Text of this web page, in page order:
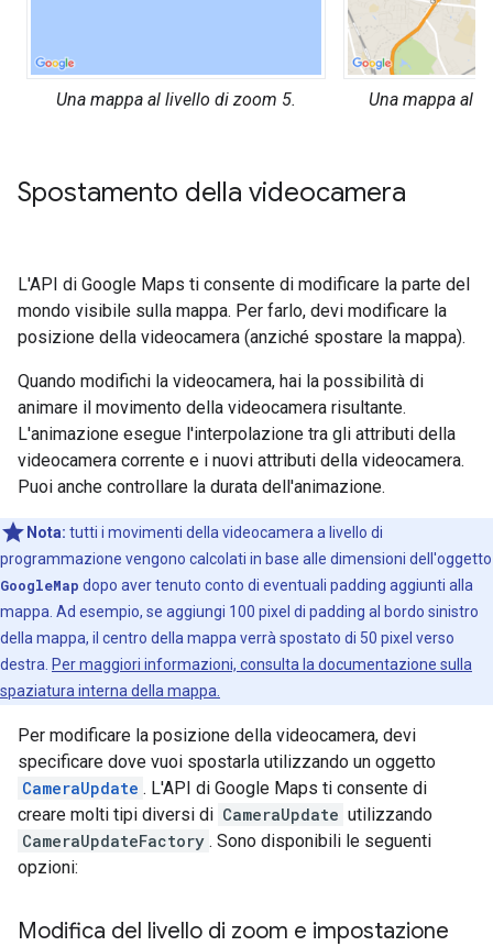
Una mappa al livello di zoom 5. Una mappa al
Spostamento della videocamera
L'API di Google Maps ti consente di modificare la parte del
mondo visibile sulla mappa. Per farlo, devi modificare la
posizione della videocamera (anziché spostare la mappa).
Quando modifichi la videocamera, hai la possibilità di
animare il movimento della videocamera risultante.
L'animazione esegue l'interpolazione tra gli attributi della
videocamera corrente e i nuovi attributi della videocamera.
Puoi anche controllare la durata dell'animazione.
Nota: tutti i movimenti della videocamera a livello di
programmazione vengono calcolati in base alle dimensioni dell'oggetto
GoogleMap dopo aver tenuto conto di eventuali padding aggiunti alla
mappa. Ad esempio, se aggiungi 100 pixel di padding al bordo sinistro
della mappa, il centro della mappa verrà spostato di 50 pixel verso
destra. Per maggiori informazioni, consulta la documentazione sulla
spaziatura interna della mappa.
Per modificare la posizione della videocamera, devi
specificare dove vuoi spostarla utilizzando un oggetto
CameraUpdate . L'API di Google Maps ti consente di
creare molti tipi diversi di CameraUpdate utilizzando
CameraUpdateFactory . Sono disponibili le seguenti
opzioni:
Modifica del livello di zoom e impostazione